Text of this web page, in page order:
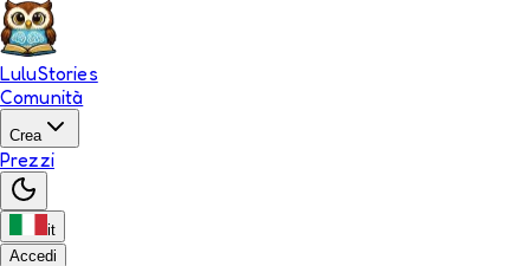
LuluStories
Comunità
Crea
Prezzi
it
Accedi